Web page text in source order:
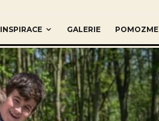
INSPIRACE GALERIE POMOZME